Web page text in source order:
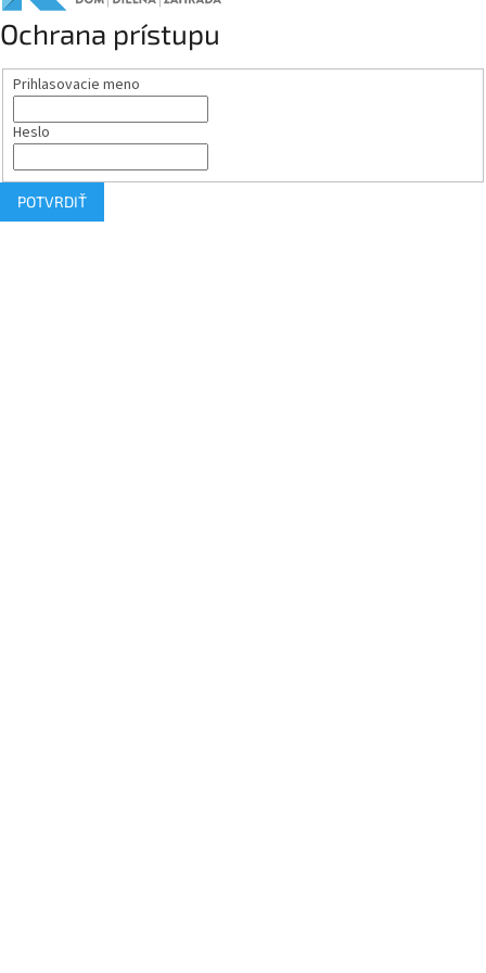
Ochrana prístupu
Prihlasovacie meno
Heslo
POTVRDIŤ